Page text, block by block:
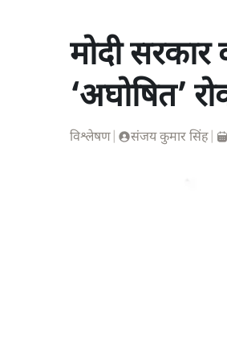
मोदी
‘अघोषित’
विश्लेषण संजय कुमार सिंह